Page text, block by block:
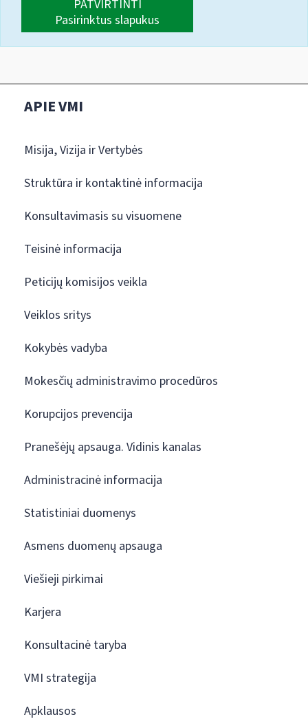
PATVIRTINTI
Pasirinktus slapukus
APIE VMI
Misija, Vizija ir Vertybės
Struktūra ir kontaktinė informacija
Konsultavimasis su visuomene
Teisinė informacija
Peticijų komisijos veikla
Veiklos sritys
Kokybės vadyba
Mokesčių administravimo procedūros
Korupcijos prevencija
Pranešėjų apsauga. Vidinis kanalas
Administracinė informacija
Statistiniai duomenys
Asmens duomenų apsauga
Viešieji pirkimai
Karjera
Konsultacinė taryba
VMI strategija
Apklausos